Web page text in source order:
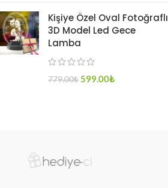
Kişiye Özel Oval Fotoğraflı
3D Model Led Gece
Lamba
779.00₺599.00₺